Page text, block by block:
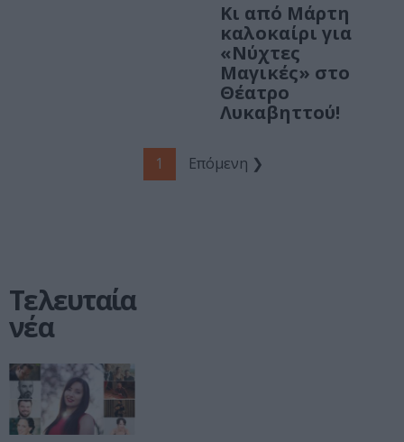
Κι από Μάρτη
καλοκαίρι για
«Νύχτες
Μαγικές» στο
Θέατρο
Λυκαβηττού!
1 Επόμενη ❯
Τελευταία
νέα